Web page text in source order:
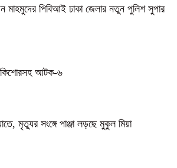
মাহমুদের পিবিআই ঢাকা জেলার নতুন পুলিশ সুপার
কিশোরসহ আটক-৬
মৃত্যুর সংঙ্গে পাঞ্জা লড়ছে মুকুল মিয়া